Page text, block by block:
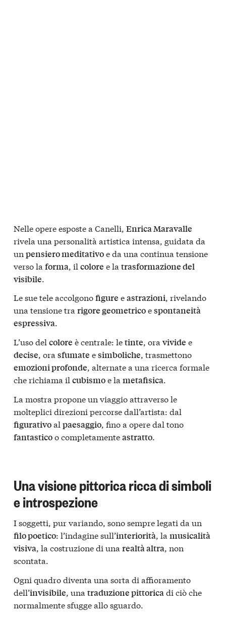
Nelle opere esposte a Canelli, Enrica Maravalle
rivela una personalità artistica intensa, guidata da
un pensiero meditativoe da una continua tensione
verso la forma, il colore e la trasformazione del
visibile.
Le sue tele accolgonofigure eastrazioni, rivelando
una tensione tra rigore geometricoespontaneità
espressiva.
L’uso del colore è centrale: letinte, ora vivide e
decise, ora sfumate esimboliche, trasmettono
emozioni profonde, alternate a una ricerca formale
che richiama il cubismoe la metafisica.
La mostra propone un viaggio attraverso le
molteplici direzioni percorse dall’artista: dal
figurativoal paesaggio, fino a opere dal tono
fantasticoo completamenteastratto.
Una visione pittorica ricca di simboli
e introspezione
I soggetti, pur variando, sono sempre legati da un
filo poetico: l’indagine sull’interiorità, la musicalità
visiva, la costruzione di una realtà altra, non
scontata.
Ogni quadro diventa una sorta di affioramento
dell’invisibile, una traduzione pittoricadi ciò che
normalmente sfugge allo sguardo.